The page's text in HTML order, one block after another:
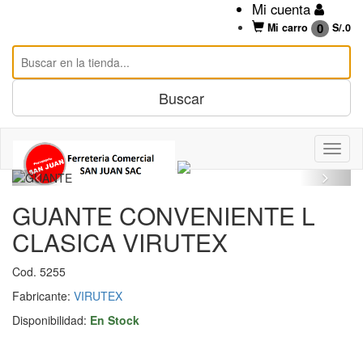
Mi cuenta
Mi carro 0 S/.0
GUANTE CONVENIENTE L
CLASICA VIRUTEX
Cod. 5255
Fabricante: VIRUTEX
Disponibilidad: En Stock